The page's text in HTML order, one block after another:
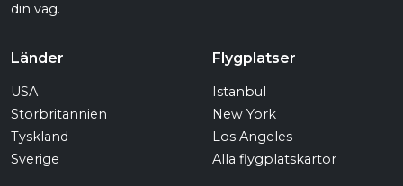
din väg.
Länder
USA
Storbritannien
Tyskland
Sverige
Flygplatser
Istanbul
New York
Los Angeles
Alla flygplatskartor